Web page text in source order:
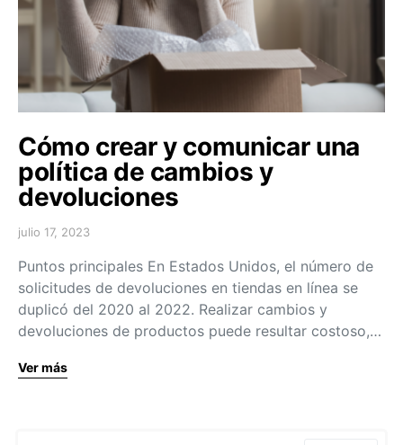
Cómo crear y comunicar una
política de cambios y
devoluciones
julio 17, 2023
Puntos principales En Estados Unidos, el número de
solicitudes de devoluciones en tiendas en línea se
duplicó del 2020 al 2022. Realizar cambios y
devoluciones de productos puede resultar costoso,…
Ver más